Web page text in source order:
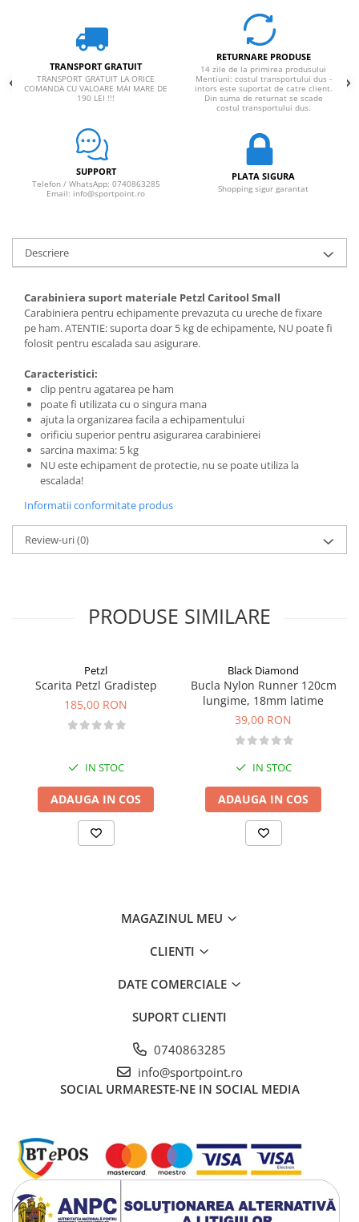
TRANSPORT GRATUIT
TRANSPORT GRATUIT LA ORICE
COMANDA CU VALOARE MAI MARE DE
190 LEI !!!
RETURNARE PRODUSE
14 zile de la primirea produsului
Mentiuni: costul transportului dus -
intors este suportat de catre client.
Din suma de returnat se scade
costul transportului dus.
SUPPORT
Telefon / WhatsApp: 0740863285
Email: info@sportpoint.ro
PLATA SIGURA
Shopping sigur garantat
Descriere
Carabiniera suport materiale Petzl Caritool Small
Carabiniera pentru echipamente prevazuta cu ureche de fixare
pe ham. ATENTIE: suporta doar 5 kg de echipamente, NU poate fi
folosit pentru escalada sau asigurare.
Caracteristici:
clip pentru agatarea pe ham
poate fi utilizata cu o singura mana
ajuta la organizarea facila a echipamentului
orificiu superior pentru asigurarea carabinierei
sarcina maxima: 5 kg
NU este echipament de protectie, nu se poate utiliza la
escalada!
Informatii conformitate produs
Review-uri(0)
PRODUSE SIMILARE
Petzl
Scarita Petzl Gradistep
185,00 RON
IN STOC
ADAUGA IN COS
Black Diamond
Bucla Nylon Runner 120cm
lungime, 18mm latime
39,00 RON
IN STOC
ADAUGA IN COS
MAGAZINUL MEU
CLIENTI
DATE COMERCIALE
SUPORT CLIENTI
0740863285
info@sportpoint.ro
SOCIAL URMARESTE-NE IN SOCIAL MEDIA